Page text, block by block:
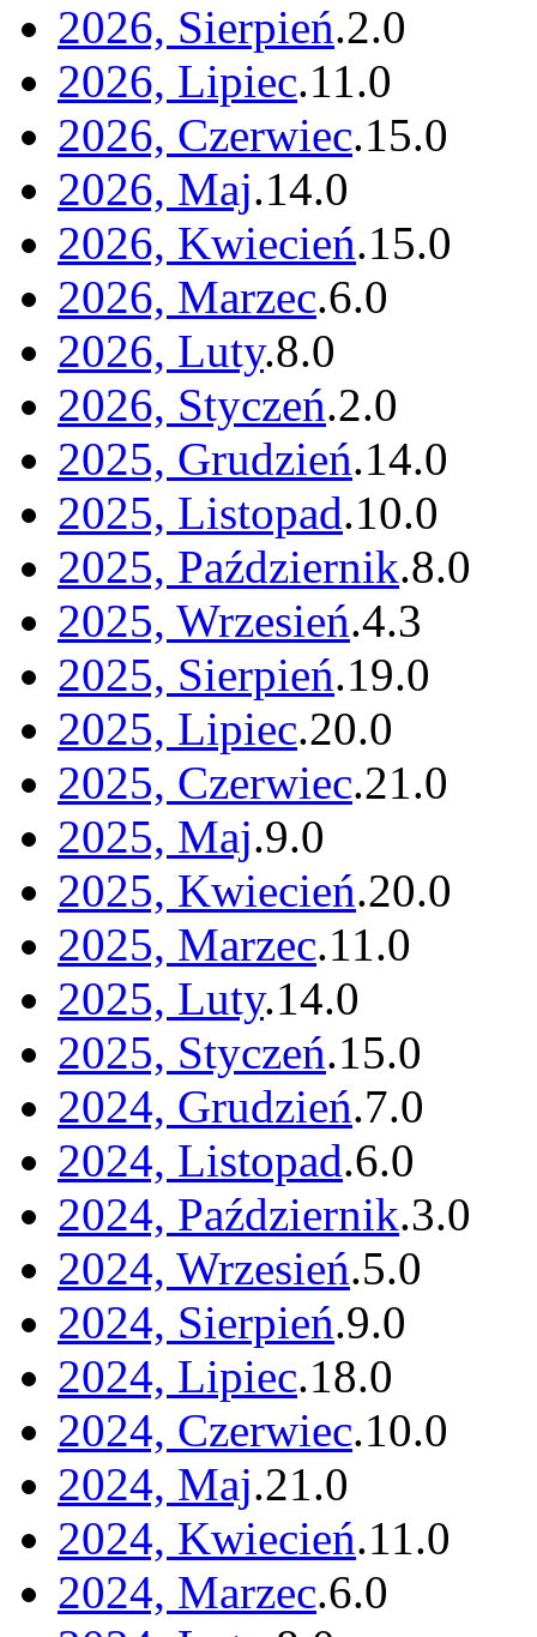
2026, Sierpień.2.0
2026, Lipiec.11.0
2026, Czerwiec.15.0
2026, Maj.14.0
2026, Kwiecień.15.0
2026, Marzec.6.0
2026, Luty.8.0
2026, Styczeń.2.0
2025, Grudzień.14.0
2025, Listopad.10.0
2025, Październik.8.0
2025, Wrzesień.4.3
2025, Sierpień.19.0
2025, Lipiec.20.0
2025, Czerwiec.21.0
2025, Maj.9.0
2025, Kwiecień.20.0
2025, Marzec.11.0
2025, Luty.14.0
2025, Styczeń.15.0
2024, Grudzień.7.0
2024, Listopad.6.0
2024, Październik.3.0
2024, Wrzesień.5.0
2024, Sierpień.9.0
2024, Lipiec.18.0
2024, Czerwiec.10.0
2024, Maj.21.0
2024, Kwiecień.11.0
2024, Marzec.6.0